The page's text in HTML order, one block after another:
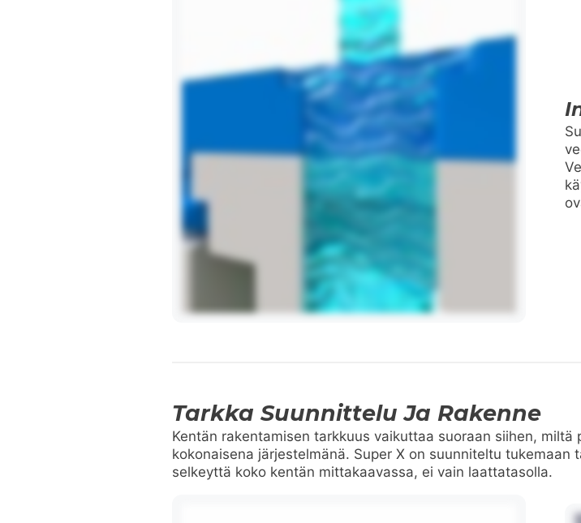
Tarkka Suunnittelu Ja Rakenne
Kentän rakentamisen tarkkuus vaikuttaa suoraan siihen,
kokonaisena järjestelmänä. Super X on suunniteltu
selkeyttä koko kentän mittakaavassa, ei vain laattatasolla.